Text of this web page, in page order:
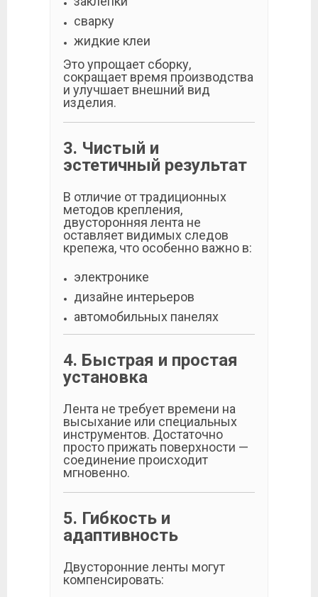
сварку
жидкие клеи
Это упрощает сборку,
сокращает время производства
и улучшает внешний вид
изделия.
3. Чистый и
эстетичный результат
В отличие от традиционных
методов крепления,
двусторонняя лента не
оставляет видимых следов
крепежа, что особенно важно в:
электронике
дизайне интерьеров
автомобильных панелях
4. Быстрая и простая
установка
Лента не требует времени на
высыхание или специальных
инструментов. Достаточно
просто прижать поверхности —
соединение происходит
мгновенно.
5. Гибкость и
адаптивность
Двусторонние ленты могут
компенсировать: